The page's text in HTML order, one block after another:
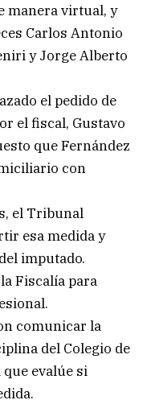
manera virtual, y
Carlos Antonio
y Jorge Alberto
el pedido de
el fiscal, Gustavo
que Fernández
con
el Tribunal
esa medida y
imputado.
Fiscalía para
comunicar la
del Colegio de
evalúe si